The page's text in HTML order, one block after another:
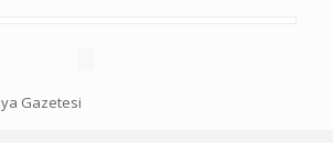
Gazetesi